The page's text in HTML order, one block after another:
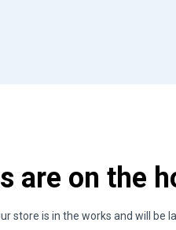
are on the
store is in the works and will be